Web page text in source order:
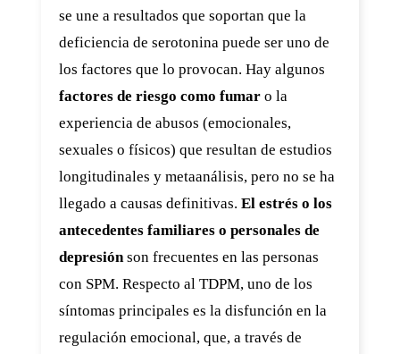
se une a resultados que soportan que la
deficiencia de serotonina puede ser uno de
los factores que lo provocan. Hay algunos
factores de riesgo como fumar o la
experiencia de abusos (emocionales,
sexuales o físicos) que resultan de estudios
longitudinales y metaanálisis, pero no se ha
llegado a causas definitivas. El estrés o los
antecedentes familiares o personales de
depresiónson frecuentes en las personas
con SPM. Respecto al TDPM, uno de los
síntomas principales es la disfunción en la
regulación emocional, que, a través de